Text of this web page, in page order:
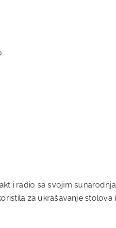
i radio sa svojim
za ukrašavanje